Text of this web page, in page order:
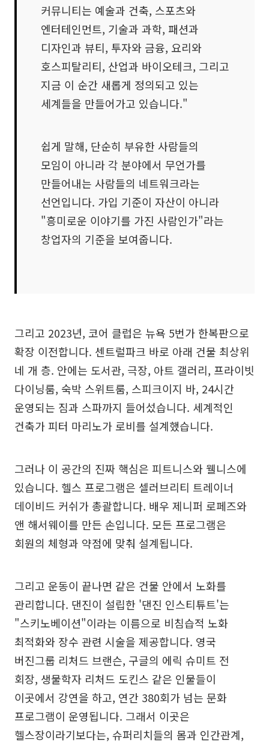
커뮤니티는 예술과 건축, 스포츠와
엔터테인먼트, 기술과 과학, 패션과
디자인과 뷰티, 투자와 금융, 요리와
호스피탈리티, 산업과 바이오테크, 그리고
지금 이 순간 새롭게 정의되고 있는
세계들을 만들어가고 있습니다."
쉽게 말해, 단순히 부유한 사람들의
모임이 아니라 각 분야에서 무언가를
만들어내는 사람들의 네트워크라는
선언입니다. 가입 기준이 자산이 아니라
"흥미로운 이야기를 가진 사람인가"라는
창업자의 기준을 보여줍니다.
그리고 2023년, 코어 클럽은 뉴욕 5번가 한복판으로
확장 이전합니다. 센트럴파크 바로 아래 건물 최상위
네 개 층. 안에는 도서관, 극장, 아트 갤러리, 프라이빗
다이닝룸, 숙박 스위트룸, 스피크이지 바, 24시간
운영되는 짐과 스파까지 들어섰습니다. 세계적인
건축가 피터 마리노가 로비를 설계했습니다.
그러나 이 공간의 진짜 핵심은 피트니스와 웰니스에
있습니다. 헬스 프로그램은 셀러브리티 트레이너
데이비드 커쉬가 총괄합니다. 배우 제니퍼 로페즈와
앤 해서웨이를 만든 손입니다. 모든 프로그램은
회원의 체형과 약점에 맞춰 설계됩니다.
그리고 운동이 끝나면 같은 건물 안에서 노화를
관리합니다. 댄진이 설립한 '댄진 인스티튜트'는
"스키노베이션"이라는 이름으로 비침습적 노화
최적화와 장수 관련 시술을 제공합니다. 영국
버진그룹 리처드 브랜슨, 구글의 에릭 슈미트 전
회장, 생물학자 리처드 도킨스 같은 인물들이
이곳에서 강연을 하고, 연간 380회가 넘는 문화
프로그램이 운영됩니다. 그래서 이곳은
헬스장이라기보다는, 슈퍼리치들의 몸과 인간관계,